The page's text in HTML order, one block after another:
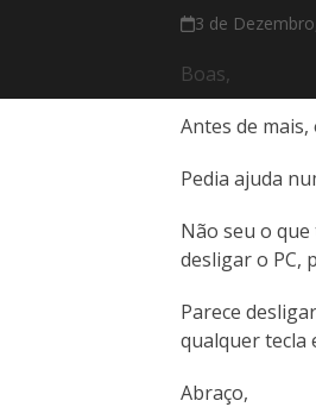
3 de
Boas,
Antes de
Pedia ajuda
Não seu o
desligar o PC,
Parece
qualquer tecla
Abraço,